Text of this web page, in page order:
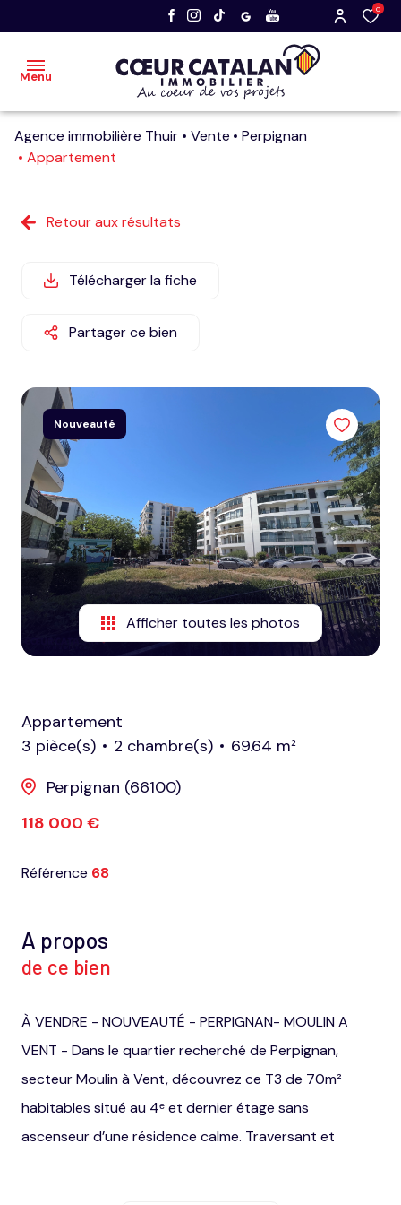
0
Menu
accueil
vendre
dernières
ventes
estimer
honoraires
nous
contacter
notre
agence
nos
partenaires
Agence immobilière Thuir Vente
Perpignan
Appartement
Retour aux résultats
Télécharger la fiche
Partager ce bien
Nouveauté
Afficher toutes les photos
Appartement
3 pièce(s)
2 chambre(s)
69.64 m²
Perpignan (66100)
118 000 €
Référence 68
A propos
de ce bien
À VENDRE - NOUVEAUTÉ - PERPIGNAN- MOULIN A
VENT - Dans le quartier recherché de Perpignan,
secteur Moulin à Vent, découvrez ce T3 de 70m²
habitables situé au 4ᵉ et dernier étage sans
ascenseur d’une résidence calme. Traversant et